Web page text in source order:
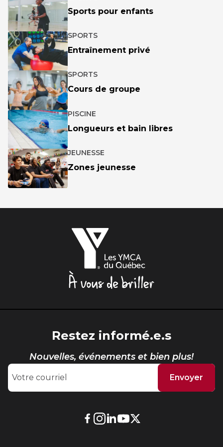
Sports pour enfants
Entraînement privé
SPORTS
Cours de groupe
SPORTS
Longueurs et bain libres
PISCINE
Zones jeunesse
JEUNESSE
Restez informé.e.s
Nouvelles, événements et bien plus!
Envoyer
LienLienLienLien